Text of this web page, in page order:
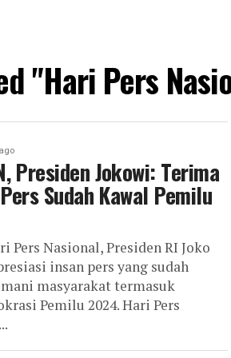
"Hari Pers
Presiden Jokowi: Terima
Sudah Kawal Pemilu
Pers Nasional, Presiden RI Joko
insan pers yang sudah
masyarakat termasuk
Pemilu 2024. Hari Pers